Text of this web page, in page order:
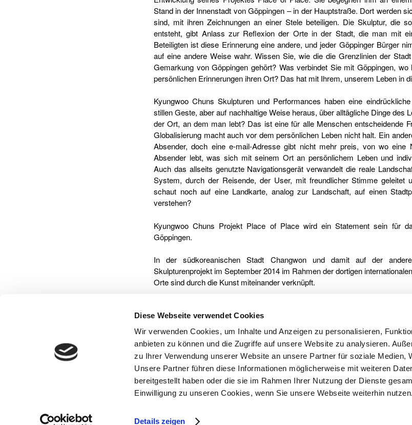
Diese Webseite verwendet Cookies
Wir verwenden Cookies, um Inhalte und Anzeigen zu personalisieren,
anbieten zu können und die Zugriffe auf unsere Website zu analysieren.
zu Ihrer Verwendung unserer Website an unsere Partner für soziale Medien,
Unsere Partner führen diese Informationen möglicherweise mit weiteren
bereitgestellt haben oder die sie im Rahmen Ihrer Nutzung der Dienste
Einwilligung zu unseren Cookies, wenn Sie unsere Webseite weiterhin nutzen.
Details zeigen
Stand in der Innenstadt von Göppingen – in der Hauptstraße. Dort werden
sind, mit ihren Zeichnungen an einer Stele beteiligen. Die Skulptur, die
entsteht, gibt Anlass zur Reflexion der Orte in der Stadt, die man mit
Beteiligten ist diese Erinnerung eine andere, und jeder Göppinger Bürger
auf eine andere Weise wahr. Wissen Sie, wie die die Grenzlinien der
Gemarkung von Göppingen gehört? Was verbindet Sie mit Göppingen,
persönlichen Erinnerungen ihren Ort? Das hat mit Ihrem, unserem Leben in
Kyungwoo Chuns Skulpturen und Performances haben eine
stillen Geste, aber auf nachhaltige Weise heraus, über alltägliche Dinge des
der Ort, an dem man lebt? Das ist eine für alle Menschen entscheidende
Globalisierung macht auch vor dem persönlichen Leben nicht halt. Ein
Absender, doch eine e-mail-Adresse gibt nicht mehr preis, von wo
Absender lebt, was sich mit seinem Ort an persönlichem Leben und
Auch das allseits genutzte Navigationsgerät verwandelt die reale
System, durch der Reisende, der User, mit freundlicher Stimme geleitet
schaut noch auf eine Landkarte, analog zur Landschaft, auf einen
verstehen?
Kyungwoo Chuns Projekt Place of Place wird ein Statement sein für
Göppingen.
In der südkoreanischen Stadt Changwon und damit auf der
Skulpturenprojekt im September 2014 im Rahmen der dortigen
Orte sind durch die Kunst miteinander verknüpft.
Erinnern Sie sich noch? – Kyungwoo Chun war schon einmal mit einem
2012, vor dem Rathaus der Stadt, mit dem Projekt Versus. Es verband
Zürich, Barcelona, Roskilde, New York und Seoul. Wer damals nicht
hat jetzt die Gelegenheit.
Kyungwoo Chun, 1969 in Seoul in Südkorea geboren, hat in Korea und in
und lange in Bremen gelebt. Seit 2012 lebt er wieder in Seoul und ist
Akademie der Künste.
© 2026 Kunsthalle Göppingen: Kunst findet statt! Anfahrt